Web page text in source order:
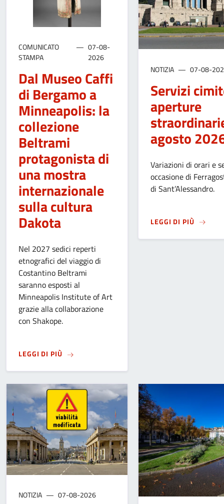
COMUNICATO
STAMPA
07-08-
2026
Dal Museo Caffi
di Bergamo a
Minneapolis: la
collezione
Beltrami
protagonista di
una mostra
internazionale
sulla cultura
Dakota
Nel 2027 sedici reperti
etnografici del viaggio di
Costantino Beltrami
saranno esposti al
Minneapolis Institute of Art
grazie alla collaborazione
con Shakope.
LEGGI DI PIÙSUDAL MUSEO CAFFI DI BERGAMO A
NOTIZIA 07-08-
Servizi
aperture
agosto
Variazioni di orari e
occasione di
di Sant’Alessandro.
LEGGI DI PIÙSU
NOTIZIA 07-08-2026